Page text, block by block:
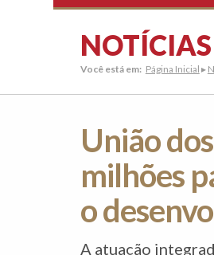
NOTÍCIAS
Você está em: Página Inicial ▸
União
milhões
o
A atuação